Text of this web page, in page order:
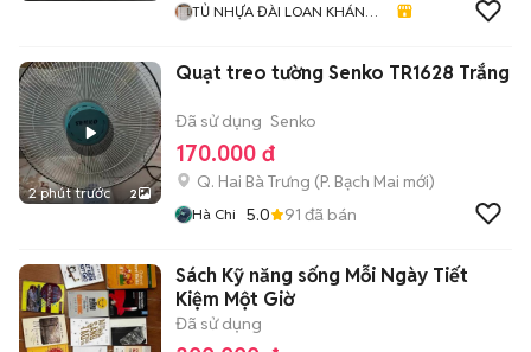
TỦ NHỰA ĐÀI LOAN KHÁNH
2 phút trước 2
Quạt treo tường Senko TR1628 Trắng
Đã sử dụng Senko
170.000 đ
Q. Hai Bà Trưng (P. Bạch Mai mới)
Hà Chi 5.0 91 đã bán
Sách Kỹ năng sống Mỗi Ngày Tiết
Kiệm Một Giờ
Đã sử dụng